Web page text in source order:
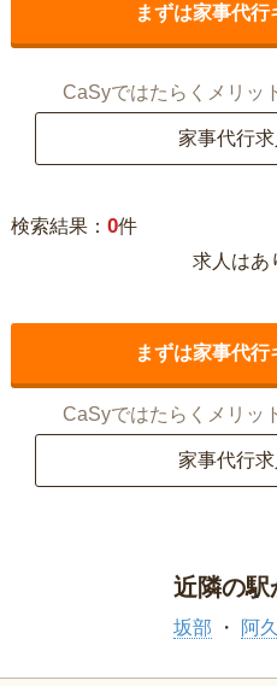
まずは家事代
CaSyではたらくメリッ
家事代行
検索結果： 0件
求人はあ
まずは家事代
CaSyではたらくメリッ
家事代行
近隣の駅
坂部 阿